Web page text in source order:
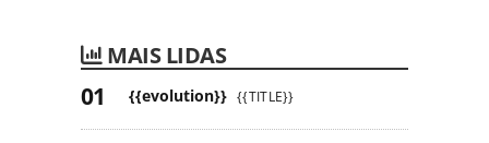
MAIS LIDAS
{{evolution}} {{TITLE}}